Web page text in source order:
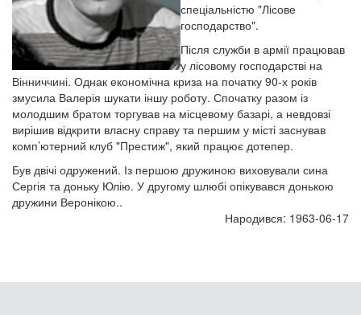
спеціальністю "Лісове
господарство".
Після служби в армії працював
у лісовому господарстві на
Вінниччині. Однак економічна криза на початку 90-х років
змусила Валерія шукати іншу роботу. Спочатку разом із
молодшим братом торгував на місцевому базарі, а невдовзі
вирішив відкрити власну справу та першим у місті заснував
комп’ютерний клуб "Престиж", який працює дотепер.
Був двічі одружений. Із першою дружиною виховували сина
Сергія та доньку Юлію. У другому шлюбі опікувався донькою
дружини Веронікою..
Народився: 1963-06-17